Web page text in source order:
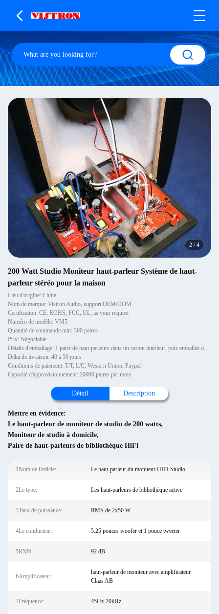
2 /4
200 Watt Studio Moniteur haut-parleur Système de haut-
parleur stéréo pour la maison
Lieu d'origine: Chine
Nom de marque: Vistron Audio, support OEM/ODM
Certification: CE, ROHS, FCC, UL, as your request
Numéro de modèle: VM5
Quantité de commande min: 300 paires
Prix: Négociable
Détails d'emballage: 1 paire de haut-parleurs dans un carton intérieur, puis emballée dans un carton.
Délai de livraison: 40 à 50 jours
Conditions de paiement: T/T, L/C, Western Union, Paypal
Capacité d'approvisionnement: 20000 paires par mois
Détail Description
Mettre en évidence:
Le haut-parleur de moniteur de studio de 200 watts,
Moniteur de studio à domicile,
Paire de haut-parleurs de bibliothèque HiFi
1Nom de l'article: Le haut-parleur du moniteur HIFI Studio
2Le type: Les haut-parleurs de bibliothèque active
3Taux de puissance: RMS de 2x50 W
4Le conducteur: 5.25 pouces woofer et 1 pouce tweeter
5RNN: 92 dB
6Amplificateur:
haut-parleur de moniteur avec amplificateur
Claas AB
7Fréquence: 45Hz-20kHz